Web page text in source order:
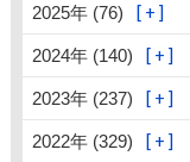
2025年 (76)
2024年 (140)
2023年 (237)
2022年 (329)